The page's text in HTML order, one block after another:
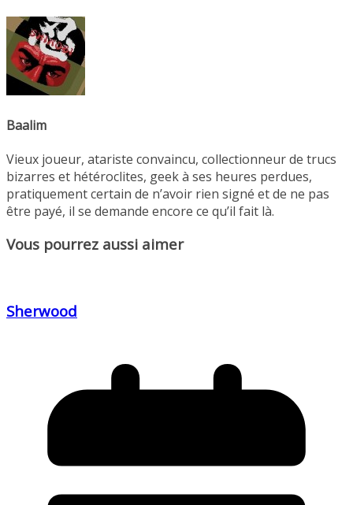
Baalim
Vieux joueur, atariste convaincu, collectionneur de trucs
bizarres et hétéroclites, geek à ses heures perdues,
pratiquement certain de n’avoir rien signé et de ne pas
être payé, il se demande encore ce qu’il fait là.
Vous pourrez aussi aimer
Sherwood